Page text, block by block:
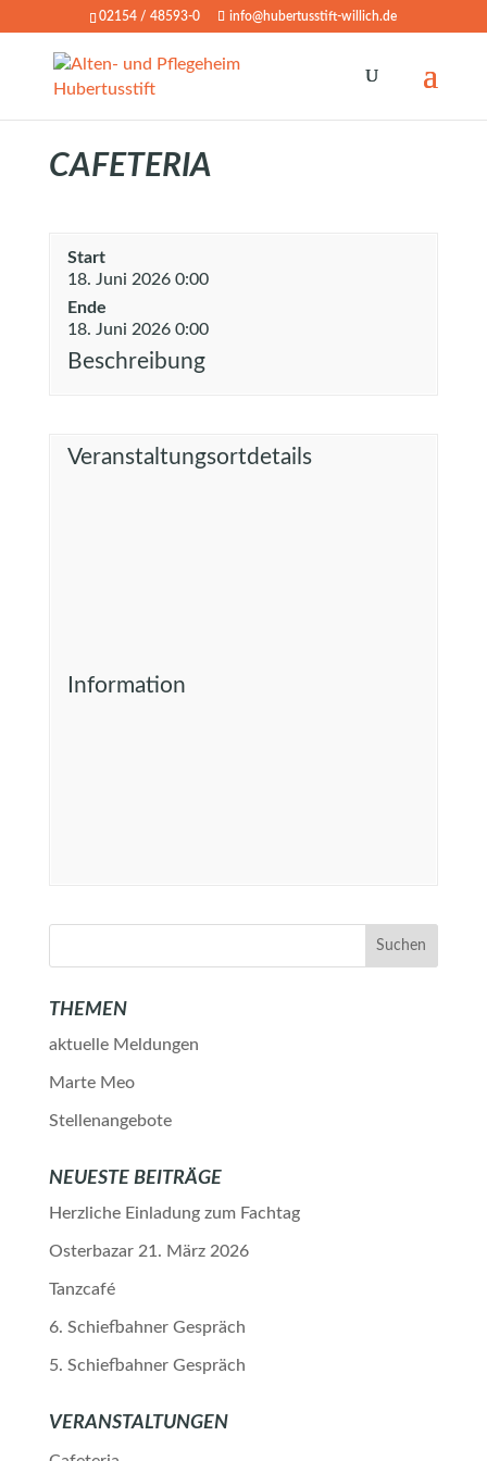
02154 / 48593-0 info@hubertusstift-willich.de
CAFETERIA
Start
18. Juni 2026 0:00
Ende
18. Juni 2026 0:00
Beschreibung
Veranstaltungsortdetails
Information
THEMEN
aktuelle Meldungen
Marte Meo
Stellenangebote
NEUESTE BEITRÄGE
Herzliche Einladung zum Fachtag
Osterbazar 21. März 2026
Tanzcafé
6. Schiefbahner Gespräch
5. Schiefbahner Gespräch
VERANSTALTUNGEN